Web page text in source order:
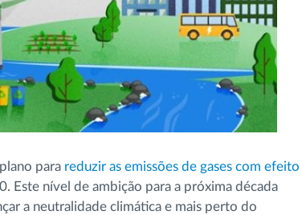
para reduzir as emissões de gases com efeito
Este nível de ambição para a próxima década
a neutralidade climática e mais perto do